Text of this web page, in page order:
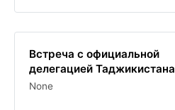
Встреча с официальной
делегацией Таджикистана
None